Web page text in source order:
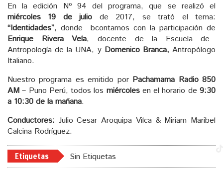
En la edición Nº 94 del programa, que se realizó el
miércoles 19 de julio de 2017, se trató el tema:
“Identidades”, donde bcontamos con la participación de
Enrique Rivera Vela, docente de la Escuela de
Antropología de la UNA, y Domenico Branca, Antropólogo
Italiano.
Nuestro programa es emitido por Pachamama Radio 850
AM – Puno Perú, todos los miércolesen el horario de9:30
a 10:30 de la mañana.
Conductores: Julio Cesar Aroquipa Vilca & Miriam Maribel
Calcina Rodríguez.
Etiquetas Sin Etiquetas